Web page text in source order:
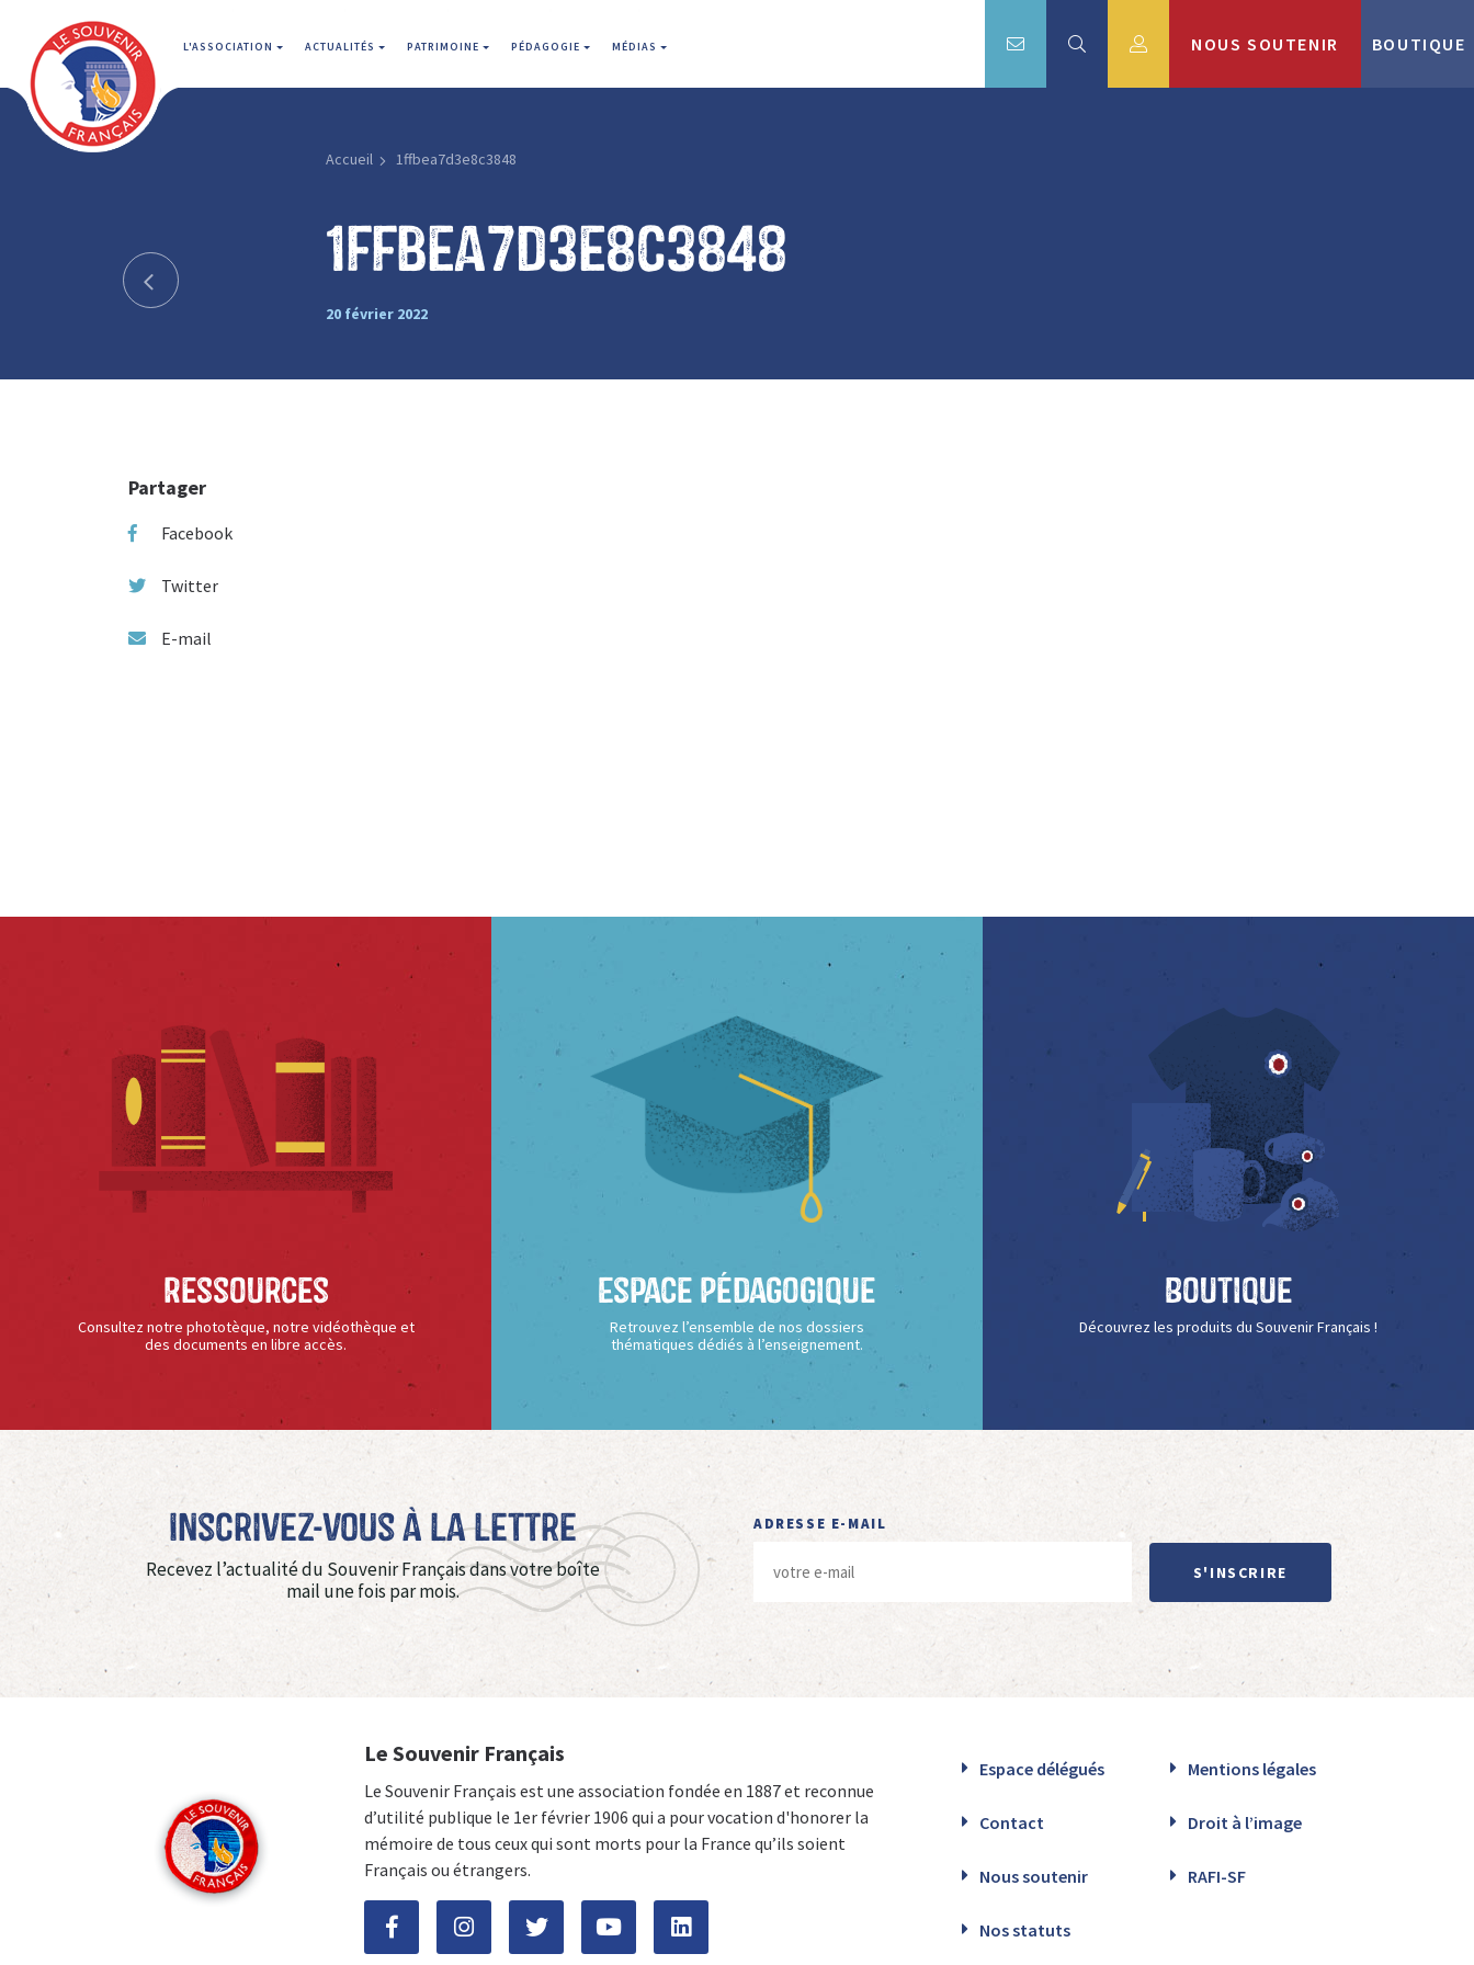
L'ASSOCIATION ACTUALITÉS PATRIMOINE PÉDAGOGIE MÉDIAS NOUS SOUTENIR BOUTIQUE
Accueil 1ffbea7d3e8c3848
1ffbea7d3e8c3848
20 février 2022
Partager
Facebook
Twitter
E-mail
Ressources
Consultez notre phototèque, notre vidéothèque et
des documents en libre accès.
Espace Pédagogique
Retrouvez l’ensemble de nos dossiers
thématiques dédiés à l’enseignement.
Boutique
Découvrez les produits du Souvenir Français !
Inscrivez-vous à La Lettre
Recevez l’actualité du Souvenir Français dans votre boîte
mail une fois par mois.
ADRESSE E-MAIL
S'INSCRIRE
Le Souvenir Français
Le Souvenir Français est une association fondée en 1887 et reconnue
d’utilité publique le 1er février 1906 qui a pour vocation d'honorer la
mémoire de tous ceux qui sont morts pour la France qu’ils soient
Français ou étrangers.
Espace délégués Mentions légales
Contact Droit à l’image
Nous soutenir RAFI-SF
Nos statuts